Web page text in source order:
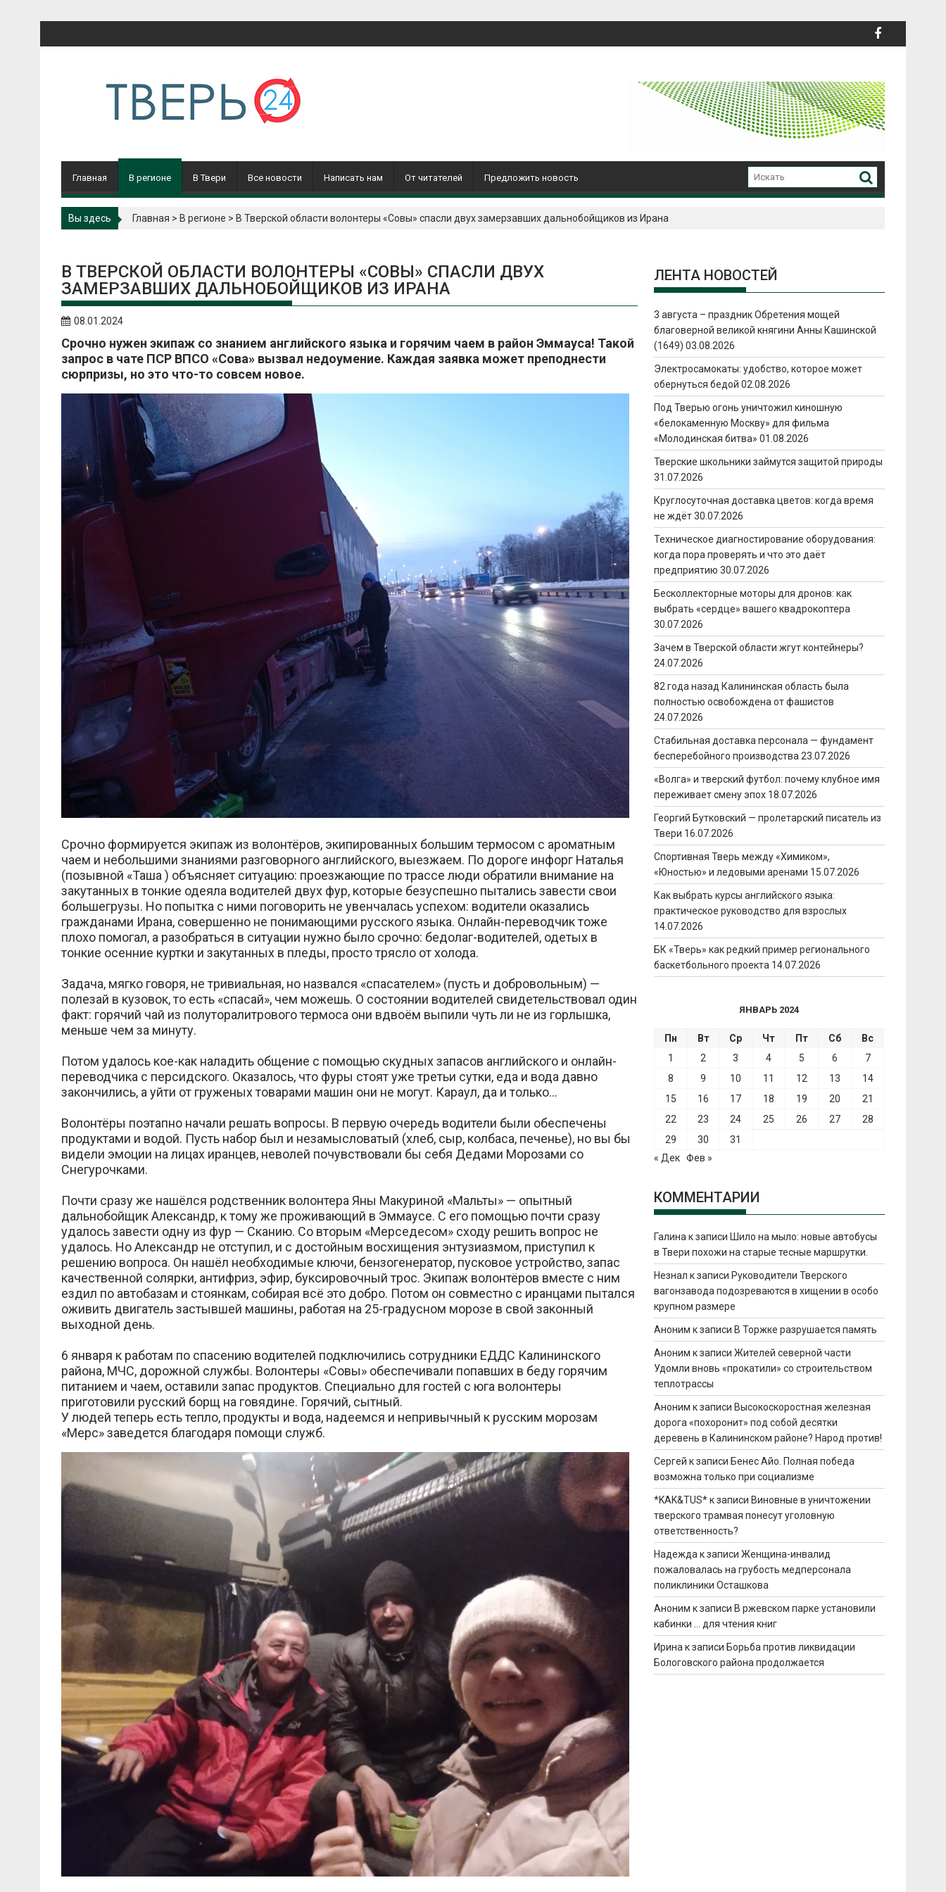
Главная В регионе В Твери Все новости Написать нам От читателей Предложить новость
Вы здесь Главная > В регионе > В Тверской области волонтеры «Совы» спасли двух замерзавших дальнобойщиков из Ирана
В ТВЕРСКОЙ ОБЛАСТИ ВОЛОНТЕРЫ «СОВЫ» СПАСЛИ ДВУХ
ЗАМЕРЗАВШИХ ДАЛЬНОБОЙЩИКОВ ИЗ ИРАНА
08.01.2024
Срочно нужен экипаж со знанием английского языка и горячим чаем в район Эммауса! Такой
запрос в чате ПСР ВПСО «Сова» вызвал недоумение. Каждая заявка может преподнести
сюрпризы, но это что-то совсем новое.
Срочно формируется экипаж из волонтёров, экипированных большим термосом с ароматным
чаем и небольшими знаниями разговорного английского, выезжаем. По дороге инфорг Наталья
(позывной «Таша ) объясняет ситуацию: проезжающие по трассе люди обратили внимание на
закутанных в тонкие одеяла водителей двух фур, которые безуспешно пытались завести свои
большегрузы. Но попытка с ними поговорить не увенчалась успехом: водители оказались
гражданами Ирана, совершенно не понимающими русского языка. Онлайн-переводчик тоже
плохо помогал, а разобраться в ситуации нужно было срочно: бедолаг-водителей, одетых в
тонкие осенние куртки и закутанных в пледы, просто трясло от холода.
Задача, мягко говоря, не тривиальная, но назвался «спасателем» (пусть и добровольным) —
полезай в кузовок, то есть «спасай», чем можешь. О состоянии водителей свидетельствовал один
факт: горячий чай из полуторалитрового термоса они вдвоём выпили чуть ли не из горлышка,
меньше чем за минуту.
Потом удалось кое-как наладить общение с помощью скудных запасов английского и онлайн-
переводчика с персидского. Оказалось, что фуры стоят уже третьи сутки, еда и вода давно
закончились, а уйти от груженых товарами машин они не могут. Караул, да и только…
Волонтёры поэтапно начали решать вопросы. В первую очередь водители были обеспечены
продуктами и водой. Пусть набор был и незамысловатый (хлеб, сыр, колбаса, печенье), но вы бы
видели эмоции на лицах иранцев, неволей почувствовали бы себя Дедами Морозами со
Снегурочками.
Почти сразу же нашёлся родственник волонтера Яны Макуриной «Мальты» — опытный
дальнобойщик Александр, к тому же проживающий в Эммаусе. С его помощью почти сразу
удалось завести одну из фур — Сканию. Со вторым «Мерседесом» сходу решить вопрос не
удалось. Но Александр не отступил, и с достойным восхищения энтузиазмом, приступил к
решению вопроса. Он нашёл необходимые ключи, бензогенератор, пусковое устройство, запас
качественной солярки, антифриз, эфир, буксировочный трос. Экипаж волонтёров вместе с ним
ездил по автобазам и стоянкам, собирая всё это добро. Потом он совместно с иранцами пытался
оживить двигатель застывшей машины, работая на 25-градусном морозе в свой законный
выходной день.
6 января к работам по спасению водителей подключились сотрудники ЕДДС Калининского
района, МЧС, дорожной службы. Волонтеры «Совы» обеспечивали попавших в беду горячим
питанием и чаем, оставили запас продуктов. Специально для гостей с юга волонтеры
приготовили русский борщ на говядине. Горячий, сытный.
У людей теперь есть тепло, продукты и вода, надеемся и непривычный к русским морозам
«Мерс» заведется благодаря помощи служб.
ЛЕНТА НОВОСТЕЙ
3 августа – праздник Обретения мощей
благоверной великой княгини Анны Кашинской
(1649) 03.08.2026
Электросамокаты: удобство, которое может
обернуться бедой 02.08.2026
Под Тверью огонь уничтожил киношную
«белокаменную Москву» для фильма
«Молодинская битва» 01.08.2026
Тверские школьники займутся защитой природы
31.07.2026
Круглосуточная доставка цветов: когда время
не ждёт 30.07.2026
Техническое диагностирование оборудования:
когда пора проверять и что это даёт
предприятию 30.07.2026
Бесколлекторные моторы для дронов: как
выбрать «сердце» вашего квадрокоптера
30.07.2026
Зачем в Тверской области жгут контейнеры?
24.07.2026
82 года назад Калининская область была
полностью освобождена от фашистов
24.07.2026
Стабильная доставка персонала — фундамент
бесперебойного производства 23.07.2026
«Волга» и тверский футбол: почему клубное имя
переживает смену эпох 18.07.2026
Георгий Бутковский — пролетарский писатель из
Твери 16.07.2026
Спортивная Тверь между «Химиком»,
«Юностью» и ледовыми аренами 15.07.2026
Как выбрать курсы английского языка:
практическое руководство для взрослых
14.07.2026
БК «Тверь» как редкий пример регионального
баскетбольного проекта 14.07.2026
ЯНВАРЬ 2024
Пн Вт Ср Чт Пт Сб
Вс
1
2 3 4 5 6
7
8
9 10 11 12 13
14
15
16 17 18 19 20
21
22
23 24 25 26 27
28
29
30
31
« Дек Фев »
КОММЕНТАРИИ
Галина к записи Шило на мыло: новые автобусы
в Твери похожи на старые тесные маршрутки.
Незнал к записи Руководители Тверского
вагонзавода подозреваются в хищении в особо
крупном размере
Аноним к записи В Торжке разрушается память
Аноним к записиЖителей северной части
Удомли вновь «прокатили» со строительством
теплотрассы
Аноним к записи Высокоскоростная железная
дорога «похоронит» под собой десятки
деревень в Калининском районе? Народ против!
Сергей к записи Бенес Айо. Полная победа
возможна только при социализме
*KAK&TUS*к записи Виновные в уничтожении
тверского трамвая понесут уголовную
ответственность?
Надежда к записиЖенщина-инвалид
пожаловалась на грубость медперсонала
поликлиники Осташкова
Аноним к записи В ржевском парке установили
кабинки … для чтения книг
Ирина к записи Борьба против ликвидации
Бологовского района продолжается